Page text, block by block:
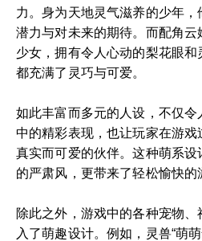
力。身为天地灵气滋养的少年
潜力与对未来的期待。而配角
少女，拥有令人心动的梨花眼
都充满了灵巧与可爱。
如此丰富而多元的人设，不仅
中的精彩表现，也让玩家在游
真实而可爱的伙伴。这种萌系
的严肃风，更带来了轻松愉快的
除此之外，游戏中的各种宠物
入了萌趣设计。例如，灵兽“萌